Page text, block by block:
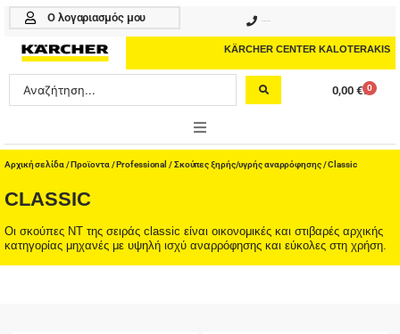
Μετάβαση
περιεχόμενο
Ο λογαριασμός μου
KÄRCHER CENTER KALOTERAKIS
Search
...
0,00 € 0
Cart
ONLINE SHOP
HOME & GARDEN
PROFESSIONAL
Αρχική σελίδα /Προϊοντα /Professional /Σκούπες ξηρής/υγρής αναρρόφησης/ Classic
CLASSIC
Οι σκούπες ΝΤ της σειράς classic είναι οικονομικές και στιβαρές αρχικής
κατηγορίας μηχανές με υψηλή ισχύ αναρρόφησης και εύκολες στη χρήση.